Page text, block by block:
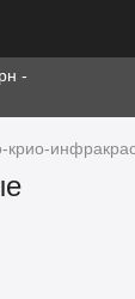
-
крио-